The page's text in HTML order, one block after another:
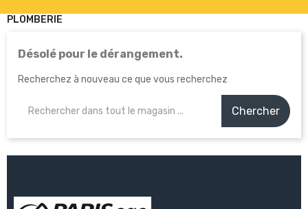
PLOMBERIE
Désolé pour le dérangement.
Recherchez à nouveau ce que vous recherchez
Chercher